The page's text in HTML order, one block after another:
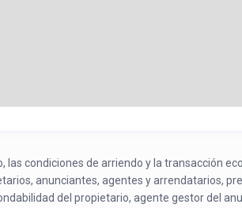
las condiciones de arriendo y la transacción
anunciantes, agentes y arrendatarios,
del propietario, agente gestor del